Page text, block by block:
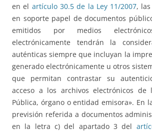
en el artículo 30.5 de la Ley 11/2007,
en soporte papel de documentos
emitidos por medios
electrónicamente tendrán la
auténticas siempre que incluyan la
generado electrónicamente u otros
que permitan contrastar su
acceso a los archivos electrónicos de
Pública, órgano o entidad emisora». En
previsión referida a documentos
en la letra c) del apartado 3 del